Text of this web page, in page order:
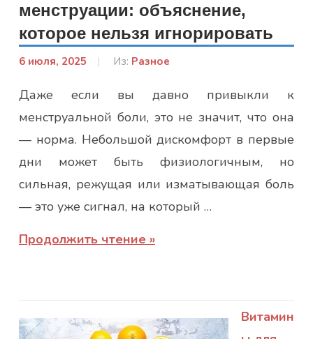
менструации: объяснение,
которое нельзя игнорировать
6 июля, 2025
От:
Марина
Из: Разное
Даже если вы давно привыкли к
менструальной боли, это не значит, что она
— норма. Небольшой дискомфорт в первые
дни может быть физиологичным, но
сильная, режущая или изматывающая боль
— это уже сигнал, на который …
Продолжить чтение
Витамин